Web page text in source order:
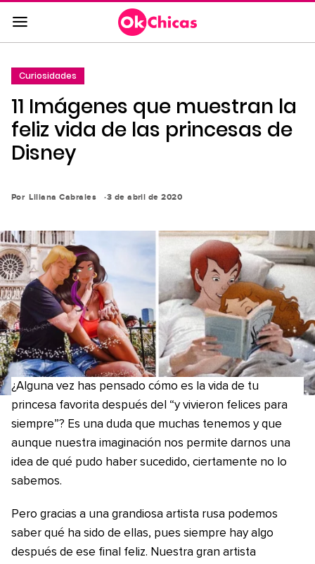
Saltar
al
contenido
la
navegación
principal
Curiosidades
11 Imágenes que muestran la
feliz vida de las princesas de
Disney
Por Liliana Cabrales 3 de abril de 2020
¿Alguna vez has pensado cómo es la vida de tu
princesa favorita después del “y vivieron felices para
siempre”? Es una duda que muchas tenemos y que
aunque nuestra imaginación nos permite darnos una
idea de qué pudo haber sucedido, ciertamente no lo
sabemos.
Pero gracias a una grandiosa artista rusa podemos
saber qué ha sido de ellas, pues siempre hay algo
después de ese final feliz. Nuestra gran artista